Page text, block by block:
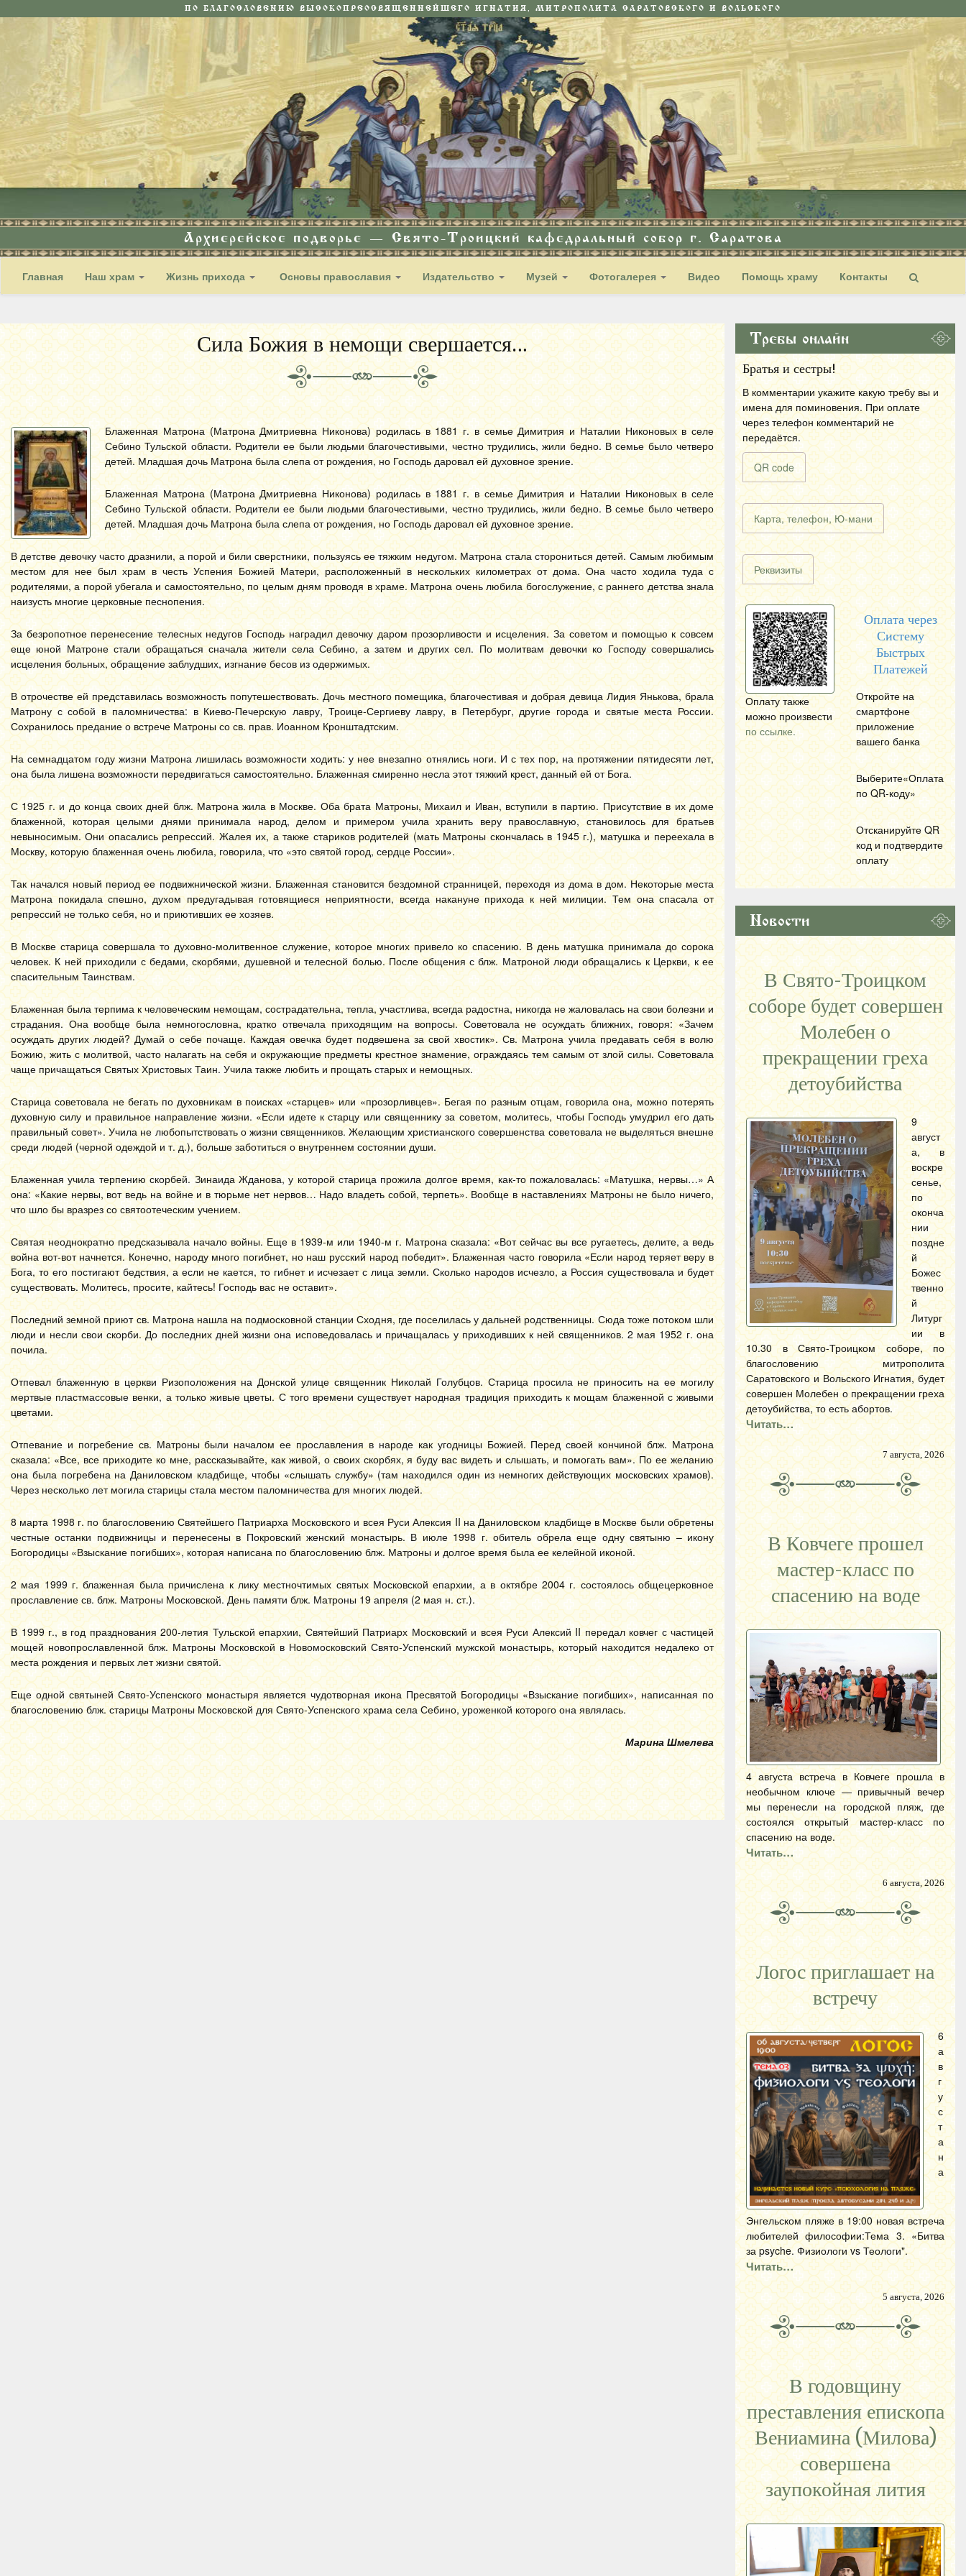
ПО БЛАГОСЛОВЕНИЮ ВЫСОКОПРЕОСВЯЩЕННЕЙШЕГО ИГНАТИЯ, МИТРОПОЛИТА САРАТОВСКОГО И ВОЛЬСКОГО
Архиерейское подворье — Свято-Троицкий кафедральный собор г. Саратова
Главная Наш храм Жизнь прихода Основы православия Издательство Музей Фотогалерея Видео Помощь храму Контакты
Сила Божия в немощи свершается…
Блаженная Матрона (Матрона Дмитриевна Никонова) родилась в 1881 г. в семье Димитрия и Наталии Никоновых в селе
Себино Тульской области. Родители ее были людьми благочестивыми, честно трудились, жили бедно. В семье было четверо
детей. Младшая дочь Матрона была слепа от рождения, но Господь даровал ей духовное зрение.
Блаженная Матрона (Матрона Дмитриевна Никонова) родилась в 1881 г. в семье Димитрия и Наталии Никоновых в селе
Себино Тульской области. Родители ее были людьми благочестивыми, честно трудились, жили бедно. В семье было четверо
детей. Младшая дочь Матрона была слепа от рождения, но Господь даровал ей духовное зрение.
В детстве девочку часто дразнили, а порой и били сверстники, пользуясь ее тяжким недугом. Матрона стала сторониться детей. Самым любимым
местом для нее был храм в честь Успения Божией Матери, расположенный в нескольких километрах от дома. Она часто ходила туда с
родителями, а порой убегала и самостоятельно, по целым дням проводя в храме. Матрона очень любила богослужение, с раннего детства знала
наизусть многие церковные песнопения.
За безропотное перенесение телесных недугов Господь наградил девочку даром прозорливости и исцеления. За советом и помощью к совсем
еще юной Матроне стали обращаться сначала жители села Себино, а затем и других сел. По молитвам девочки ко Господу совершались
исцеления больных, обращение заблудших, изгнание бесов из одержимых.
В отрочестве ей представилась возможность попутешествовать. Дочь местного помещика, благочестивая и добрая девица Лидия Янькова, брала
Матрону с собой в паломничества: в Киево-Печерскую лавру, Троице-Сергиеву лавру, в Петербург, другие города и святые места России.
Сохранилось предание о встрече Матроны со св. прав. Иоанном Кронштадтским.
На семнадцатом году жизни Матрона лишилась возможности ходить: у нее внезапно отнялись ноги. И с тех пор, на протяжении пятидесяти лет,
она была лишена возможности передвигаться самостоятельно. Блаженная смиренно несла этот тяжкий крест, данный ей от Бога.
С 1925 г. и до конца своих дней блж. Матрона жила в Москве. Оба брата Матроны, Михаил и Иван, вступили в партию. Присутствие в их доме
блаженной, которая целыми днями принимала народ, делом и примером учила хранить веру православную, становилось для братьев
невыносимым. Они опасались репрессий. Жалея их, а также стариков родителей (мать Матроны скончалась в 1945 г.), матушка и переехала в
Москву, которую блаженная очень любила, говорила, что «это святой город, сердце России».
Так начался новый период ее подвижнической жизни. Блаженная становится бездомной странницей, переходя из дома в дом. Некоторые места
Матрона покидала спешно, духом предугадывая готовящиеся неприятности, всегда накануне прихода к ней милиции. Тем она спасала от
репрессий не только себя, но и приютивших ее хозяев.
В Москве старица совершала то духовно-молитвенное служение, которое многих привело ко спасению. В день матушка принимала до сорока
человек. К ней приходили с бедами, скорбями, душевной и телесной болью. После общения с блж. Матроной люди обращались к Церкви, к ее
спасительным Таинствам.
Блаженная была терпима к человеческим немощам, сострадательна, тепла, участлива, всегда радостна, никогда не жаловалась на свои болезни и
страдания. Она вообще была немногословна, кратко отвечала приходящим на вопросы. Советовала не осуждать ближних, говоря: «Зачем
осуждать других людей? Думай о себе почаще. Каждая овечка будет подвешена за свой хвостик». Св. Матрона учила предавать себя в волю
Божию, жить с молитвой, часто налагать на себя и окружающие предметы крестное знамение, ограждаясь тем самым от злой силы. Советовала
чаще причащаться Святых Христовых Таин. Учила также любить и прощать старых и немощных.
Старица советовала не бегать по духовникам в поисках «старцев» или «прозорливцев». Бегая по разным отцам, говорила она, можно потерять
духовную силу и правильное направление жизни. «Если идете к старцу или священнику за советом, молитесь, чтобы Господь умудрил его дать
правильный совет». Учила не любопытствовать о жизни священников. Желающим христианского совершенства советовала не выделяться внешне
среди людей (черной одеждой и т. д.), больше заботиться о внутреннем состоянии души.
Блаженная учила терпению скорбей. Зинаида Жданова, у которой старица прожила долгое время, как-то пожаловалась: «Матушка, нервы…» А
она: «Какие нервы, вот ведь на войне и в тюрьме нет нервов… Надо владеть собой, терпеть». Вообще в наставлениях Матроны не было ничего,
что шло бы вразрез со святоотеческим учением.
Святая неоднократно предсказывала начало войны. Еще в 1939-м или 1940-м г. Матрона сказала: «Вот сейчас вы все ругаетесь, делите, а ведь
война вот-вот начнется. Конечно, народу много погибнет, но наш русский народ победит». Блаженная часто говорила «Если народ теряет веру в
Бога, то его постигают бедствия, а если не кается, то гибнет и исчезает с лица земли. Сколько народов исчезло, а Россия существовала и будет
существовать. Молитесь, просите, кайтесь! Господь вас не оставит».
Последний земной приют св. Матрона нашла на подмосковной станции Сходня, где поселилась у дальней родственницы. Сюда тоже потоком шли
люди и несли свои скорби. До последних дней жизни она исповедовалась и причащалась у приходивших к ней священников. 2 мая 1952 г. она
почила.
Отпевал блаженную в церкви Ризоположения на Донской улице священник Николай Голубцов. Старица просила не приносить на ее могилу
мертвые пластмассовые венки, а только живые цветы. С того времени существует народная традиция приходить к мощам блаженной с живыми
цветами.
Отпевание и погребение св. Матроны были началом ее прославления в народе как угодницы Божией. Перед своей кончиной блж. Матрона
сказала: «Все, все приходите ко мне, рассказывайте, как живой, о своих скорбях, я буду вас видеть и слышать, и помогать вам». По ее желанию
она была погребена на Даниловском кладбище, чтобы «слышать службу» (там находился один из немногих действующих московских храмов).
Через несколько лет могила старицы стала местом паломничества для многих людей.
8 марта 1998 г. по благословению Святейшего Патриарха Московского и всея Руси Алексия II на Даниловском кладбище в Москве были обретены
честные останки подвижницы и перенесены в Покровский женский монастырь. В июле 1998 г. обитель обрела еще одну святыню – икону
Богородицы «Взыскание погибших», которая написана по благословению блж. Матроны и долгое время была ее келейной иконой.
2 мая 1999 г. блаженная была причислена к лику местночтимых святых Московской епархии, а в октябре 2004 г. состоялось общецерковное
прославление св. блж. Матроны Московской. День памяти блж. Матроны 19 апреля (2 мая н. ст.).
В 1999 г., в год празднования 200-летия Тульской епархии, Святейший Патриарх Московский и всея Руси Алексий II передал ковчег с частицей
мощей новопрославленной блж. Матроны Московской в Новомосковский Свято-Успенский мужской монастырь, который находится недалеко от
места рождения и первых лет жизни святой.
Еще одной святыней Свято-Успенского монастыря является чудотворная икона Пресвятой Богородицы «Взыскание погибших», написанная по
благословению блж. старицы Матроны Московской для Свято-Успенского храма села Себино, уроженкой которого она являлась.
Марина Шмелева
Требы онлайн
Братья и сестры!
В комментарии укажите какую требу вы и
имена для поминовения. При оплате
через телефон комментарий не
передаётся.
QR code
Карта, телефон, Ю-мани
Реквизиты
Оплату также
можно произвести
по ссылке.
Оплата через
Систему
Быстрых
Платежей
Откройте на
смартфоне
приложение
вашего банка
Выберите«Оплата
по QR-коду»
Отсканируйте QR
код и подтвердите
оплату
Новости
В Свято-Троицком
соборе будет совершен
Молебен о
прекращении греха
детоубийства
9
август
а, в
воскре
сенье,
по
оконча
нии
поздне
й
Божес
твенно
й
Литург
ии в
10.30 в Свято-Троицком соборе, по
благословению митрополита
Саратовского и Вольского Игнатия, будет
совершен Молебен о прекращении греха
детоубийства, то есть абортов.
Читать…
7 августа, 2026
В Ковчеге прошел
мастер-класс по
спасению на воде
4 августа встреча в Ковчеге прошла в
необычном ключе — привычный вечер
мы перенесли на городской пляж, где
состоялся открытый мастер-класс по
спасению на воде.
Читать…
6 августа, 2026
Логос приглашает на
встречу
6
а
в
г
у
с
т
а
н
а
Энгельском пляже в 19:00 новая встреча
любителей философии:Тема 3. «Битва
за psyche. Физиологи vs Теологи".
Читать…
5 августа, 2026
В годовщину
преставления епископа
Вениамина (Милова)
совершена
заупокойная лития